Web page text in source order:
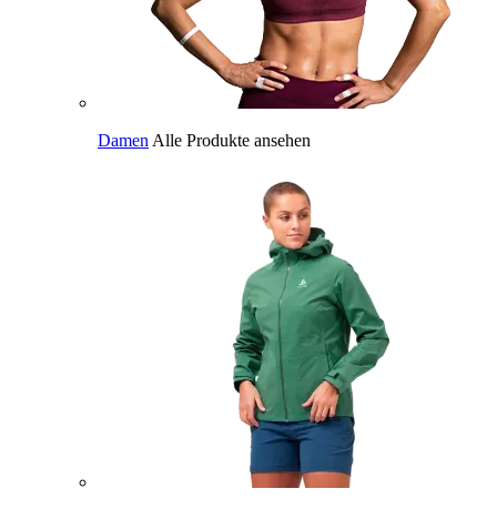
Damen Alle Produkte ansehen